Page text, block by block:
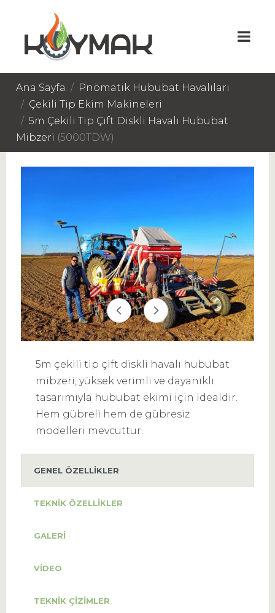
Ana Sayfa
Pnömatik Hububat Havalıları
Çekili Tip Ekim Makineleri
5m Çekili Tip Çift Diskli Havalı Hububat
Mibzeri (5000TDW)
5m çekili tip çift diskli havalı hububat
mibzeri, yüksek verimli ve dayanıklı
tasarımıyla hububat ekimi için idealdir.
Hem gübreli hem de gübresiz
modelleri mevcuttur.
GENEL ÖZELLIKLER
TEKNIK ÖZELLIKLER
GALERI
VIDEO
TEKNIK ÇIZIMLER